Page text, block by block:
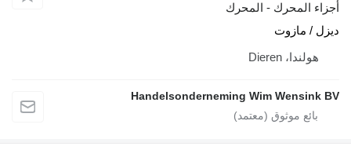
أجزاء المحرك - المحرك
ديزل / مازوت
هولندا، Dieren
Handelsonderneming Wim Wensink BV